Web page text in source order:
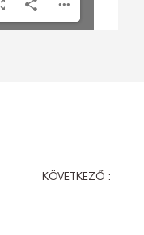
KÖVETKEZŐ :